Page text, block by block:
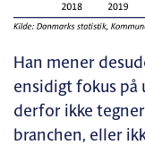
Han mener
ensidigt fokus
derfor ikke
branchen, eller